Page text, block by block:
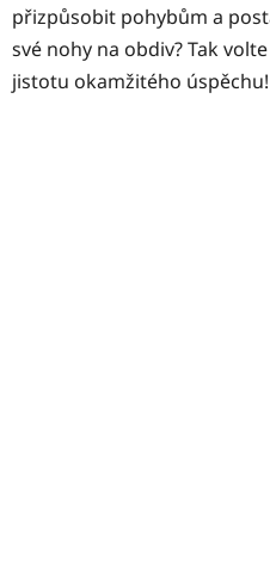
přizpůsobit pohybům a
své nohy na obdiv? Tak
jistotu okamžitého úspěchu!